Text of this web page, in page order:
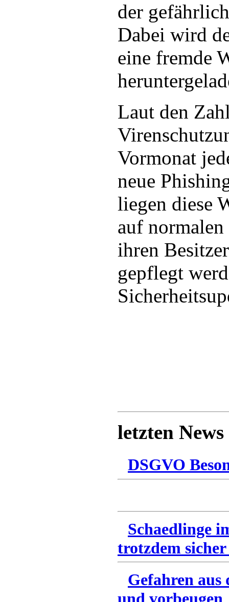
der
Dabei wird
eine fremde
Laut den
Vormonat
neue
liegen diese
auf
ihren
gepflegt
letzten News
DSGVO
Schaedlinge
trotzdem
Gefahren